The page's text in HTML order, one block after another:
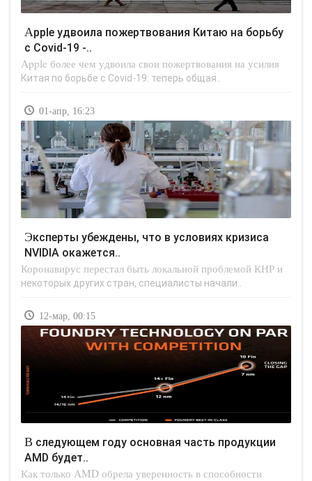
Apple удвоила пожертвования Китаю на борьбу
с Covid-19 -..
Apple более чем удвоила свои пожертвования на усилия
Китая по борьбе с Covid-19: теперь общая..
01-апр, 16:23
Эксперты убеждены, что в условиях кризиса
NVIDIA окажется..
Коронавирус перестал быть локальной проблемой КНР и
некоторых других стран, специалисты начали..
12-мар, 00:15
В следующем году основная часть продукции
AMD будет..
Как только AMD обрела уверенность в способности